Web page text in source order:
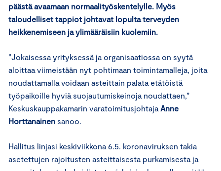
päästä avaamaan normaalityöskentelylle. Myös
taloudelliset tappiot johtavat lopulta terveyden
heikkenemiseen ja ylimääräisiin kuolemiin.
”Jokaisessa yrityksessä ja organisaatiossa on syytä
aloittaa viimeistään nyt pohtimaan toimintamalleja, joita
noudattamalla voidaan asteittain palata etätöistä
työpaikoille hyviä suojautumiskeinoja noudattaen,”
Keskuskauppakamarin varatoimitusjohtaja Anne
Horttanainen sanoo.
Hallitus linjasi keskiviikkona 6.5. koronaviruksen takia
asetettujen rajoitusten asteittaisesta purkamisesta ja